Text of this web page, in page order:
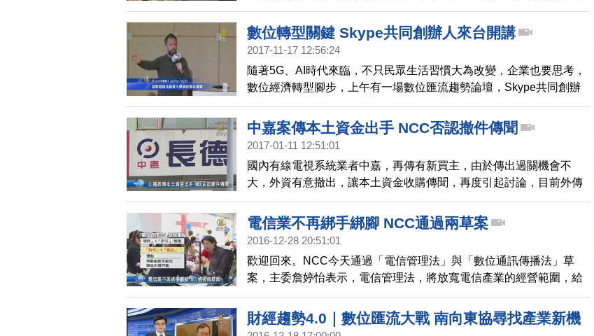
只能轉虧為盈，還將成為數位家庭的重要入口，拓展各項加值服務商
機。
數位轉型關鍵 Skype共同創辦人來台開講
2017-11-17 12:56:24
隨著5G、AI時代來臨，不只民眾生活習慣大為改變，企業也要思考，
數位經濟轉型腳步，上午有一場數位匯流趨勢論壇，Skype共同創辦
人親自來台開講。
中嘉案傳本土資金出手 NCC否認撤件傳聞
2017-01-11 12:51:01
國內有線電視系統業者中嘉，再傳有新買主，由於傳出過關機會不
大，外資有意撤出，讓本土資金收購傳聞，再度引起討論，目前外傳
新北市有線電視業者大豐 有意出手，不過大豐今天上午發出重訊鄭重
澄清，NCC方面也表示，中嘉案至今並未收到任何撤件消息。
電信業不再綁手綁腳 NCC通過兩草案
2016-12-28 20:51:01
歡迎回來。NCC今天通過「電信管理法」與「數位通訊傳播法」草
案，主委詹婷怡表示，電信管理法，將放寬電信產業的經營範圍，給
予業者更大的發展空間，此外，也提出類似網路基本法的「數位通訊
傳播法」。
財經趨勢4.0｜數位匯流大戰 南向東協尋找產業新機